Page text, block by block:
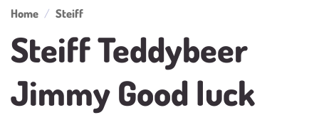
Home / Steiff
Steiff Teddybeer
Jimmy Good luck